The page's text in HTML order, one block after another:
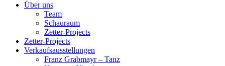
Über uns
Team
Schauraum
Zetter-Projects
Zetter-Projects
Verkaufsausstellungen
Franz Grabmayr – Tanz